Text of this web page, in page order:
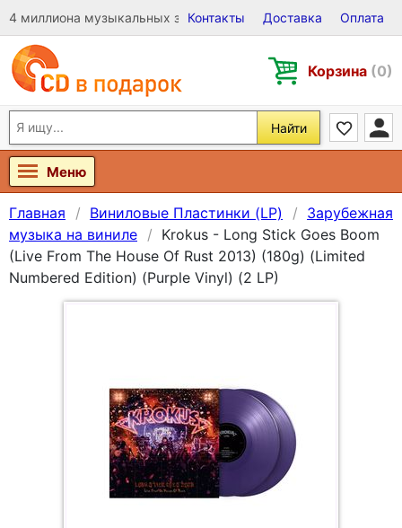
4 миллиона музыкальных записей на Виниле, CD и DVD
Контакты Доставка Оплата
Корзина (0)
Найти
Меню
Главная Виниловые Пластинки (LP)
Зарубежная
музыка на виниле
Krokus - Long Stick Goes Boom
(Live From The House Of Rust 2013) (180g) (Limited
Numbered Edition) (Purple Vinyl) (2 LP)